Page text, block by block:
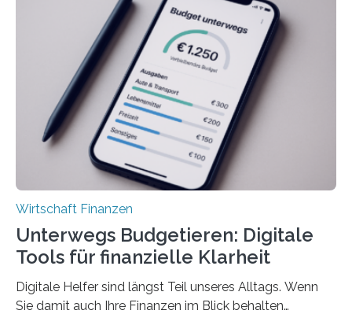
viele Beschäftigte ist deshalb das zumeist im Juni oder
Juli ausgezahlte Urlaubsgeld ein wichtiger Faktor, um
sich den wohlverdienten Jahresurlaub leisten zu
können. Allerdings erhält mit 44 Prozent noch nicht
einmal die Hälfte aller Beschäftigten in der
Privatwirtschaft Urlaubsgeld. Zu diesem…
Wirtschaft Finanzen
Unterwegs Budgetieren: Digitale
Tools für finanzielle Klarheit
Digitale Helfer sind längst Teil unseres Alltags. Wenn
Sie damit auch Ihre Finanzen im Blick behalten